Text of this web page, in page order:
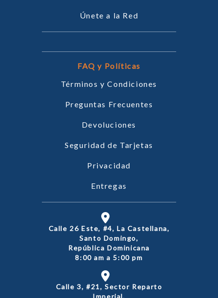
Únete a la Red
FAQ y Políticas
Términos y Condiciones
Preguntas Frecuentes
Devoluciones
Seguridad de Tarjetas
Privacidad
Entregas
Calle 26 Este, #4, La Castellana,
Santo Domingo,
República Dominicana
8:00 am a 5:00 pm
Calle 3, #21, Sector Reparto
Imperial,